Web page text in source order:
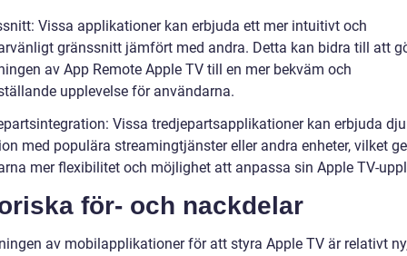
Vissa applikationer kan erbjuda ett mer intuitivt och
gränssnitt jämfört med andra. Detta kan bidra till att
av App Remote Apple TV till en mer bekväm och
upplevelse för användarna.
Vissa tredjepartsapplikationer kan erbjuda
med populära streamingtjänster eller andra enheter, vilket
mer flexibilitet och möjlighet att anpassa sin Apple TV-
för- och nackdelar
av mobilapplikationer för att styra Apple TV är relativt